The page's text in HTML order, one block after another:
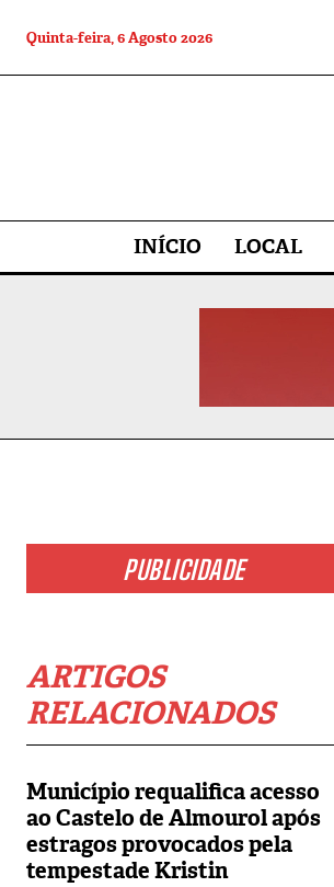
Quinta-feira, 6 Agosto 2026
INÍCIO LOCAL
PUBLICIDADE
ARTIGOS
RELACIONADOS
Município requalifica acesso
ao Castelo de Almourol após
estragos provocados pela
tempestade Kristin